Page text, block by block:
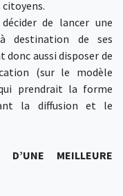
de lancer une
destination de ses
aussi disposer de
(sur le modèle
prendrait la forme
la diffusion et le
MEILLEURE